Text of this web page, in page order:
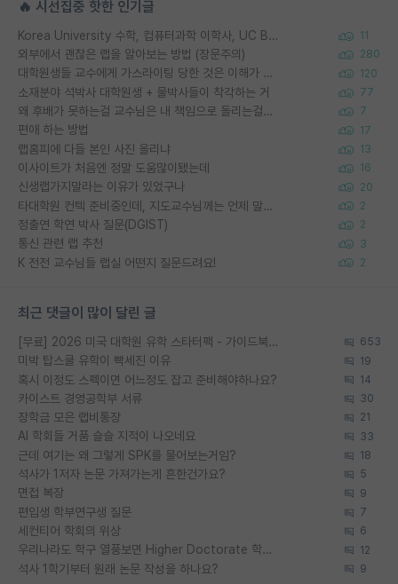
🔥 시선집중 핫한 인기글
Korea University 수학, 컴퓨터과학 이학사, UC Berkeley 산업공학 대학원 공학박사가 되는 것은 쉽지 않겠죠? 11
외부에서 괜찮은 랩을 알아보는 방법 (장문주의) 280
대학원생들 교수에게 가스라이팅 당한 것은 이해가 갑니다. 안타깝네요. 120
소재분야 석박사 대학원생 + 물박사들이 착각하는 거 77
왜 후배가 못하는걸 교수님은 내 책임으로 돌리는걸까요? 7
편애 하는 방법 17
랩홈피에 다들 본인 사진 올리냐 13
이사이트가 처음엔 정말 도움많이됐는데 16
신생랩가지말라는 이유가 있었구나 20
타대학원 컨텍 준비중인데, 지도교수님께는 언제 말씀드려야 할까요? 2
정출연 학연 박사 질문(DGIST) 2
통신 관련 랩 추천 3
K 전전 교수님들 랩실 어떤지 질문드려요! 2
최근 댓글이 많이 달린 글
[무료] 2026 미국 대학원 유학 스타터팩 - 가이드북 & 합격자 컨택메일 템플릿 653
미박 탑스쿨 유학이 빡세진 이유 19
혹시 이정도 스펙이면 어느정도 잡고 준비해야하나요? 14
카이스트 경영공학부 서류 30
장학금 모은 랩비통장 21
AI 학회들 거품 슬슬 지적이 나오네요 33
근데 여기는 왜 그렇게 SPK를 물어보는거임? 18
석사가 1저자 논문 가져가는게 흔한건가요? 5
면접 복장 9
편입생 학부연구생 질문 7
세컨티어 학회의 위상 6
우리나라도 학구 열풍보면 Higher Doctorate 학위가 필요하다고 봅니다. 12
석사 1학기부터 원래 논문 작성을 하나요? 9